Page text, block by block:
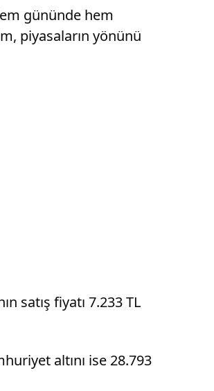
gününde hem
piyasaların yönünü
satış fiyatı 7.233 TL
altını ise 28.793